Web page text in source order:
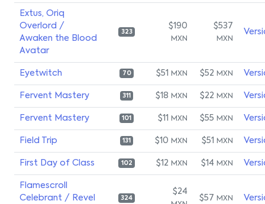
Extus, Oriq
Overlord /
Awaken the Blood
Avatar
323
$190
MXN
$537
MXN
Eyetwitch 70 $51 MXN $52 MXN
Fervent Mastery 311 $18 MXN $22 MXN
Fervent Mastery 101 $11 MXN $55 MXN
Field Trip 131 $10 MXN $51 MXN
First Day of Class 102 $12 MXN $14 MXN
Flamescroll
Celebrant / Revel
324
$24
$57 MXN